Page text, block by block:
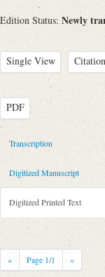
Edition Status: Newly
Single View
PDF
Metadata
Sender: Henriette
Recipient: August
Place of Dispatch:
Place of
Notations: Datum
dramatische Kunst
Transcription
Digitized Manuscript
Digitized Printed Text
« Page 1/1 »